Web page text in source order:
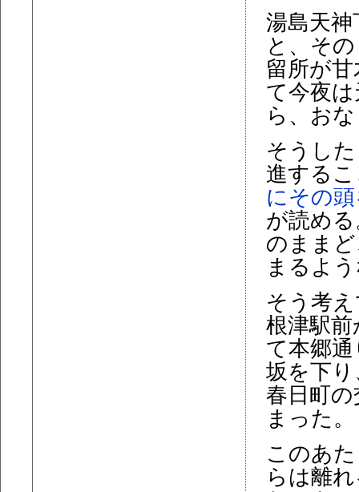
湯島天
と、そ
留所が
て今夜
ら、お
そうし
進する
にその
が読め
のまま
まるよ
そう考
根津駅
て本郷
坂を下
春日町
まった。
このあ
らは離